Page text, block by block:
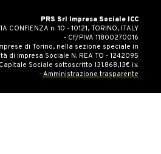
PRS Srl Impresa Sociale ICC
CONFIENZA n. 10 - 10121, TORINO, ITALY
- CF/PIVA 11800270016
di Torino, nella sezione speciale in
di impresa Sociale N. REA TO - 1242095
Sociale sottoscritto 131.868,13€ i.v.
- Amministrazione trasparente